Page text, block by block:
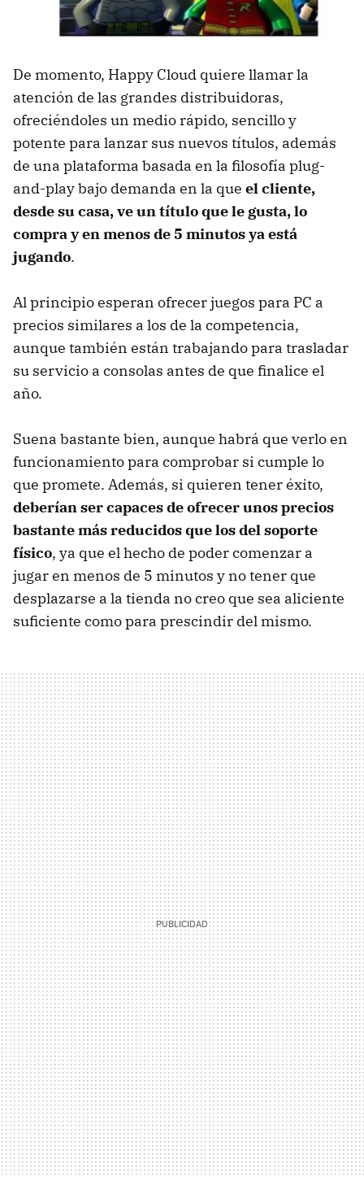
De momento, Happy Cloud quiere llamar la
atención de las grandes distribuidoras,
ofreciéndoles un medio rápido, sencillo y
potente para lanzar sus nuevos títulos, además
de una plataforma basada en la filosofía plug-
and-play bajo demanda en la que el cliente,
desde su casa, ve un título que le gusta, lo
compra y en menos de 5 minutos ya está
jugando.
Al principio esperan ofrecer juegos para PC a
precios similares a los de la competencia,
aunque también están trabajando para trasladar
su servicio a consolas antes de que finalice el
año.
Suena bastante bien, aunque habrá que verlo en
funcionamiento para comprobar si cumple lo
que promete. Además, si quieren tener éxito,
deberían ser capaces de ofrecer unos precios
bastante más reducidos que los del soporte
físico, ya que el hecho de poder comenzar a
jugar en menos de 5 minutos y no tener que
desplazarse a la tienda no creo que sea aliciente
suficiente como para prescindir del mismo.